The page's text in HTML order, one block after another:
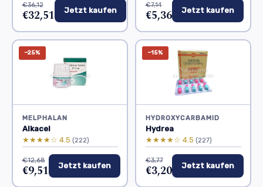
€36,12
€32,51 Jetzt kaufen
€7,14
€5,36 Jetzt kaufen
−25%
MELPHALAN
Alkacel
★★★★☆ 4.5 (222)
€12,68
€9,51 Jetzt kaufen
−15%
HYDROXYCARBAMID
Hydrea
★★★★☆ 4.5 (227)
€3,77
€3,20 Jetzt kaufen